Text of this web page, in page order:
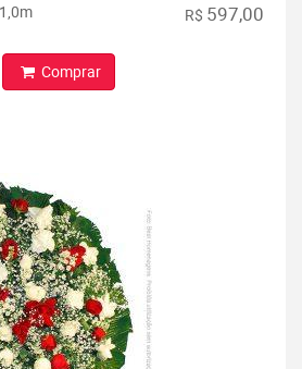
R$ 597,00
Comprar